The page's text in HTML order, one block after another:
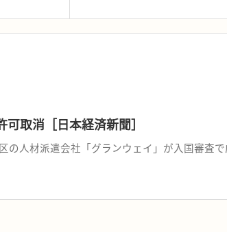
取消［日本経済新聞］
の人材派遣会社「グランウェイ」が入国審査で